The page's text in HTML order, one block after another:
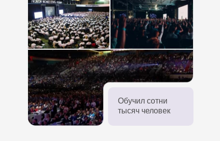
Обучил сотни
тысяч человек